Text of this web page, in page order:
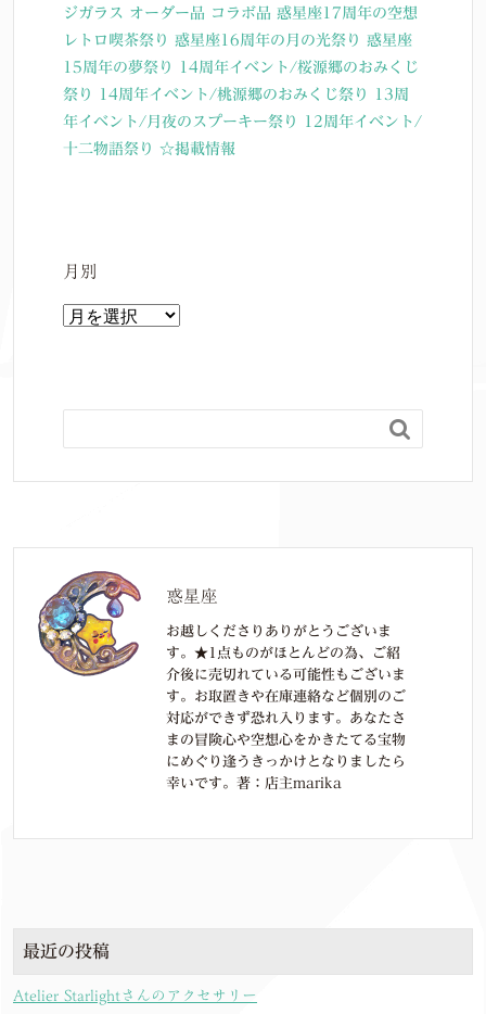
ジガラス オーダー品 コラボ品 惑星座17周年の空想
レトロ喫茶祭り 惑星座16周年の月の光祭り 惑星座
15周年の夢祭り
14周年イベント/桜源郷のおみくじ
祭り
14周年イベント/桃源郷のおみくじ祭り
13周
年イベント/月夜のスプーキー祭り
12周年イベント/
十二物語祭り ☆掲載情報
月別
月

惑星座
お越しくださりありがとうございま
す。★1点ものがほとんどの為、ご紹
介後に売切れている可能性もございま
す。お取置きや在庫連絡など個別のご
対応ができず恐れ入ります。あなたさ
まの冒険心や空想心をかきたてる宝物
にめぐり逢うきっかけとなりましたら
幸いです。著：店主marika
最近の投稿
Atelier Starlightさんのアクセサリー